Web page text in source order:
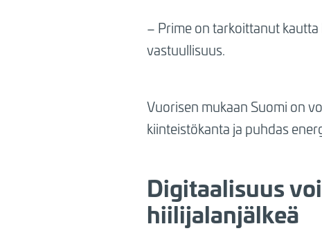
– Prime on tarkoittanut
vastuullisuus.
Vuorisen mukaan Suomi on
kiinteistökanta ja puhdas
Digitaalisuus
hiilijalanjälkeä